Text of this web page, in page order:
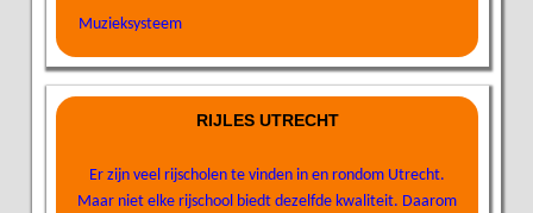
Muzieksysteem
RIJLES UTRECHT
Er zijn veel rijscholen te vinden in en rondom Utrecht.
Maar niet elke rijschool biedt dezelfde kwaliteit. Daarom